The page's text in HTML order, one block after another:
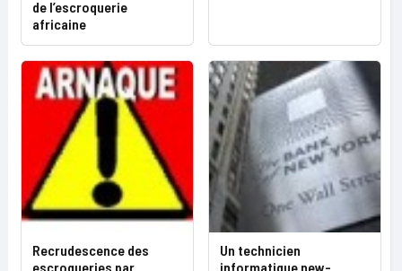
de l’escroquerie
africaine
Recrudescence des
escroqueries par
Un technicien
informatique new-